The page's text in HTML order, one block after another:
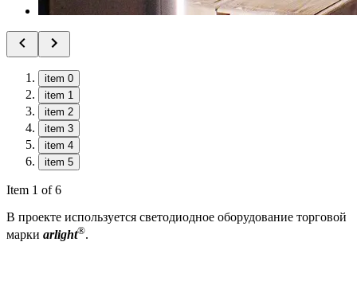
item 0
item 1
item 2
item 3
item 4
item 5
Item 1 of 6
В проекте используется светодиодное оборудование торговой
марки arlight®.